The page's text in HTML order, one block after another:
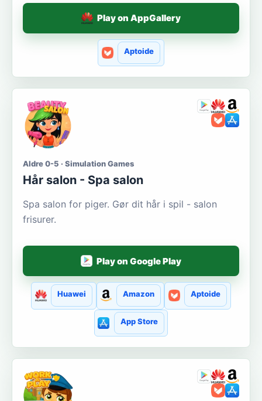
Play on AppGallery
Aptoide
Aldre 0-5 · Simulation Games
Hår salon - Spa salon
Spa salon for piger. Gør dit hår i spil - salon
frisurer.
Play on Google Play
Huawei Amazon Aptoide
App Store